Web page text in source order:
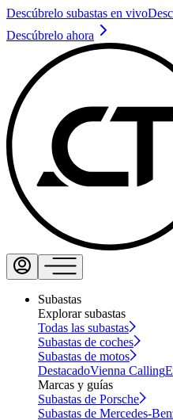
Descúbrelo subastas en vivo
Descúbrelo ahora
Subastas
Explorar subastas
Todas las subastas
Subastas de coches
Subastas de motos
DestacadoVienna Calling
Marcas y guías
Subastas de Porsche
Subastas de Mercedes-